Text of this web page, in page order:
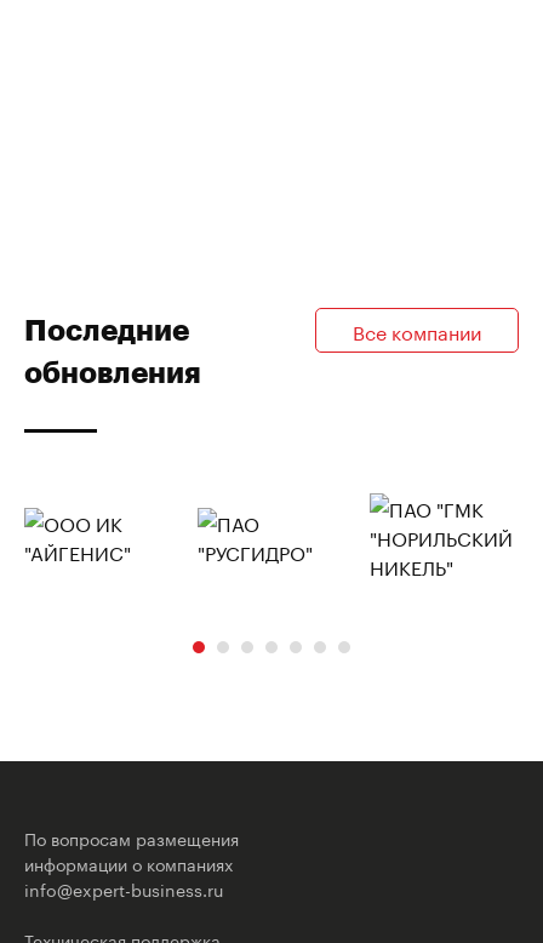
Последние
обновления
Все компании
По вопросам размещения
информации о компаниях
info@expert-business.ru